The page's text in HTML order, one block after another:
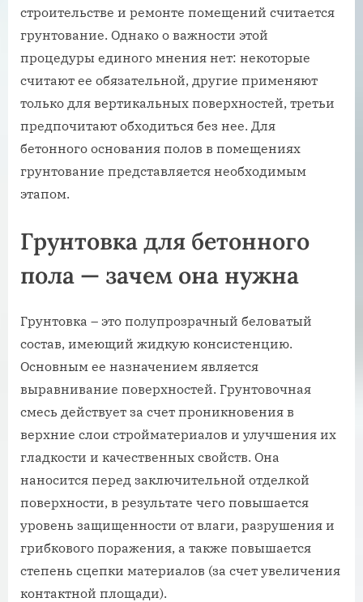
строительстве и ремонте помещений считается
грунтование. Однако о важности этой
процедуры единого мнения нет: некоторые
считают ее обязательной, другие применяют
только для вертикальных поверхностей, третьи
предпочитают обходиться без нее. Для
бетонного основания полов в помещениях
грунтование представляется необходимым
этапом.
Грунтовка для бетонного
пола — зачем она нужна
Грунтовка – это полупрозрачный беловатый
состав, имеющий жидкую консистенцию.
Основным ее назначением является
выравнивание поверхностей. Грунтовочная
смесь действует за счет проникновения в
верхние слои стройматериалов и улучшения их
гладкости и качественных свойств. Она
наносится перед заключительной отделкой
поверхности, в результате чего повышается
уровень защищенности от влаги, разрушения и
грибкового поражения, а также повышается
степень сцепки материалов (за счет увеличения
контактной площади).